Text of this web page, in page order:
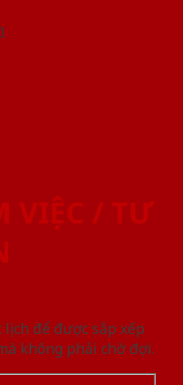
VIỆC / TƯ
để được sắp xếp
không phải chờ đợi.